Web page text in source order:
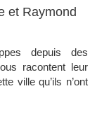
et Raymond
depuis des
racontent leur
ville qu’ils n’ont